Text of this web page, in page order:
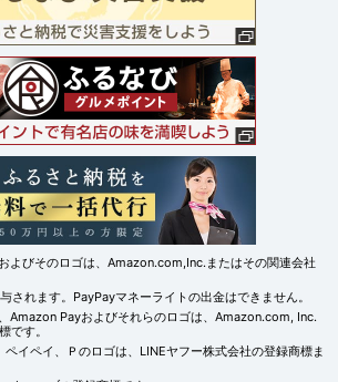
よびそのロゴは、Amazon.com,Inc.またはその関連会社
されます。PayPayマネーライトの出金はできません。
Amazon Payおよびそれらのロゴは、Amazon.com, Inc.
です。
イペイ、Ｐのロゴは、LINEヤフー株式会社の登録商標ま